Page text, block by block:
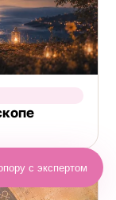
с экспертом